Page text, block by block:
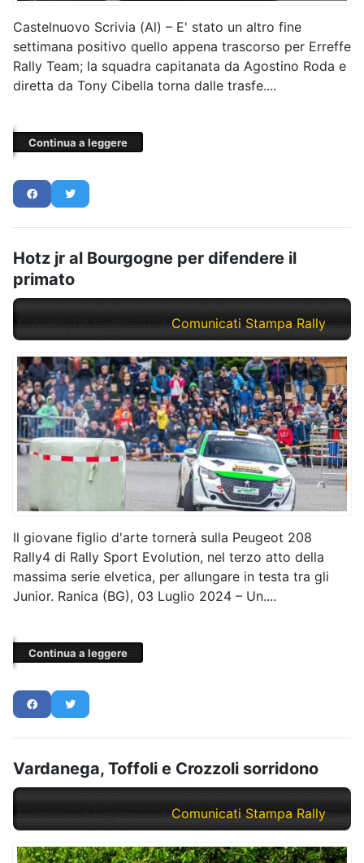
Castelnuovo Scrivia (Al) – E' stato un altro fine
settimana positivo quello appena trascorso per Erreffe
Rally Team; la squadra capitanata da Agostino Roda e
diretta da Tony Cibella torna dalle trasfe....
Continua a leggere
Hotz jr al Bourgogne per difendere il
primato
Giovedì, 04 Luglio 2024 Comunicati Stampa Rally
Il giovane figlio d'arte tornerà sulla Peugeot 208
Rally4 di Rally Sport Evolution, nel terzo atto della
massima serie elvetica, per allungare in testa tra gli
Junior. Ranica (BG), 03 Luglio 2024 – Un....
Continua a leggere
Vardanega, Toffoli e Crozzoli sorridono
Giovedì, 04 Luglio 2024 Comunicati Stampa Rally